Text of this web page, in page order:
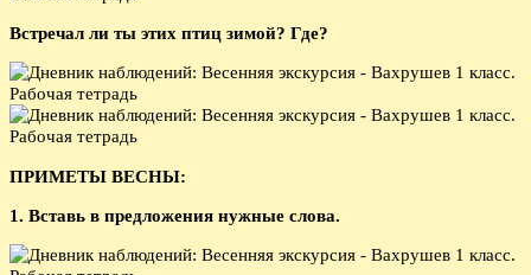
Встречал ли ты этих птиц зимой? Где?
ПРИМЕТЫ ВЕСНЫ:
1. Вставь в предложения нужные слова.